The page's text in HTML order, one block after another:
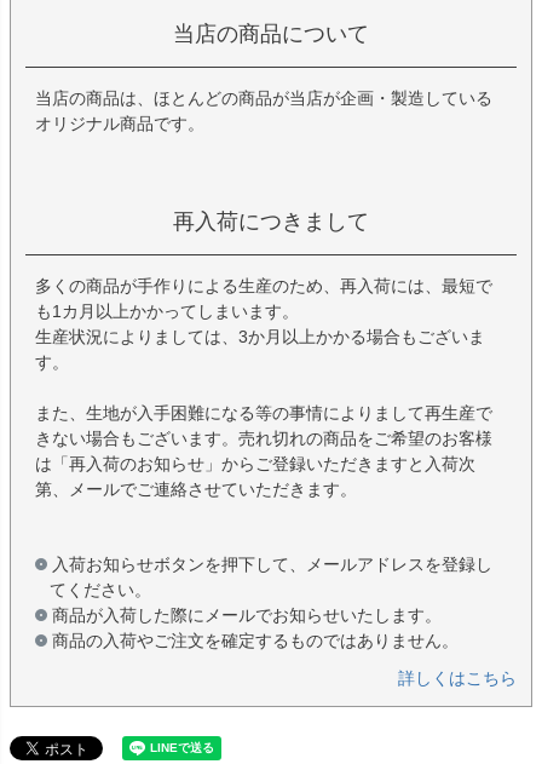
当店の商品について
当店の商品は、ほとんどの商品が当店が企画・製造している
オリジナル商品です。
再入荷につきまして
多くの商品が手作りによる生産のため、再入荷には、最短で
も1カ月以上かかってしまいます。
生産状況によりましては、3か月以上かかる場合もございま
す。
また、生地が入手困難になる等の事情によりまして再生産で
きない場合もございます。売れ切れの商品をご希望のお客様
は「再入荷のお知らせ」からご登録いただきますと入荷次
第、メールでご連絡させていただきます。
入荷お知らせボタンを押下して、メールアドレスを登録し
てください。
商品が入荷した際にメールでお知らせいたします。
商品の入荷やご注文を確定するものではありません。
詳しくはこちら